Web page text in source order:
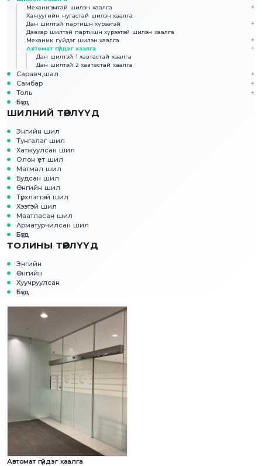
Механизмтай шилэн хаалга
Хажуугийн нугастай шилэн хаалга
Дан шилтэй партишн хүрээтэй
Давхар шилтэй партишн хүрээтэй шилэн хаалга
Механик гүйдэг шилэн хаалга
Автомат гүйдэг хаалга
Дан шилтэй 1 хавтастай хаалга
Дан шилтэй 2 хавтастай хаалга
Саравч,шал
Самбар
Толь
Бүгд
ШИЛНИЙ ТӨРЛҮҮД
Энгийн шил
Тунгалаг шил
Хатжуулсан шил
Олон үет шил
Матмал шил
Будсан шил
Өнгийн шил
Түрхлэгтэй шил
Хээтэй шил
Маатласан шил
Арматурчилсан шил
Бүгд
ТОЛИНЫ ТӨРЛҮҮД
Энгийн
Өнгийн
Хуучруулсан
Бүгд
Автомат гүйдэг хаалга